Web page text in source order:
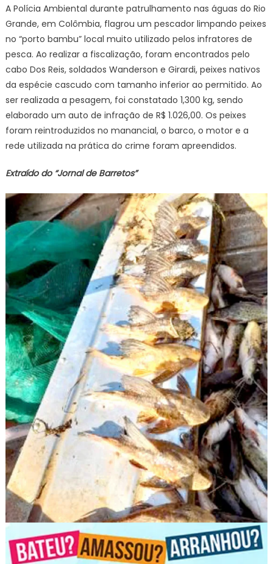
A Polícia Ambiental durante patrulhamento nas águas do Rio
Grande, em Colômbia, flagrou um pescador limpando peixes
no “porto bambu” local muito utilizado pelos infratores de
pesca. Ao realizar a fiscalização, foram encontrados pelo
cabo Dos Reis, soldados Wanderson e Girardi, peixes nativos
da espécie cascudo com tamanho inferior ao permitido. Ao
ser realizada a pesagem, foi constatado 1,300 kg, sendo
elaborado um auto de infração de R$ 1.026,00. Os peixes
foram reintroduzidos no manancial, o barco, o motor e a
rede utilizada na prática do crime foram apreendidos.
Extraído do “Jornal de Barretos”